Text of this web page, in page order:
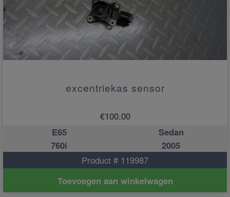
excentriekas sensor
€100.00
E65
Sedan
760i
2005
Product # 119987
Toevoegen aan winkelwagen